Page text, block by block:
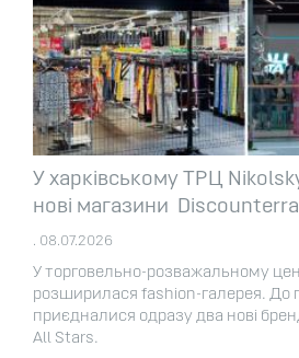
У харківському ТРЦ
нові магазини
. 08.07.2026
У торговельно-розважальному
розширилася fashion-галерея. До
приєдналися одразу два нові
All Stars.